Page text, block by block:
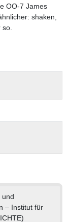
OO-7 James
shaken,
und
– Institut für